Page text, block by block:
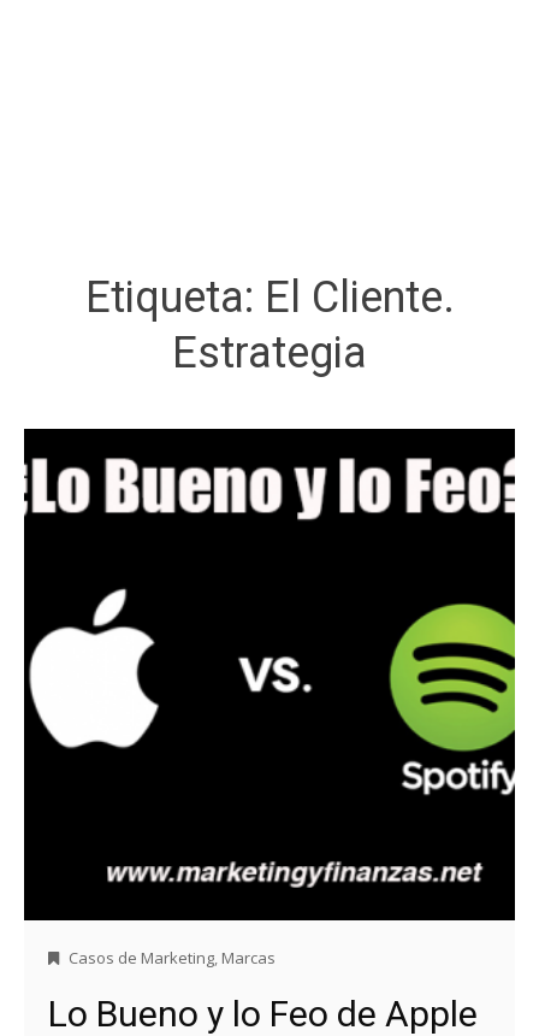
Etiqueta: El Cliente.
Estrategia
Casos de Marketing, Marcas
Lo Bueno y lo Feo de Apple